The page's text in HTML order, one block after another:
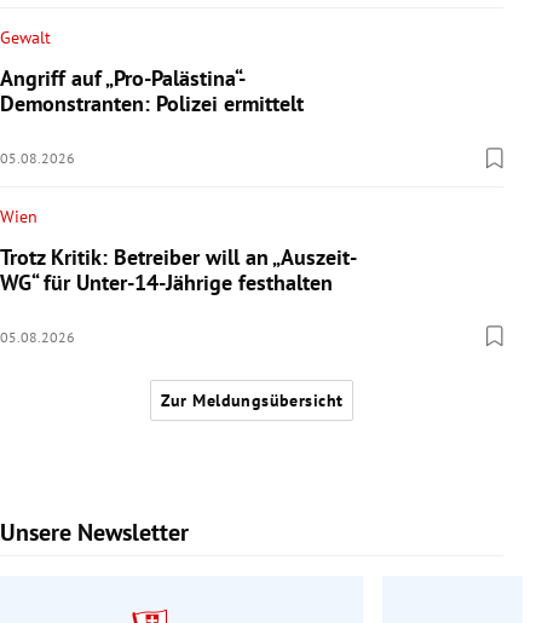
Gewalt
Angriff auf „Pro-Palästina“-
Demonstranten: Polizei ermittelt
05.08.2026
Wien
Trotz Kritik: Betreiber will an „Auszeit-
WG“ für Unter-14-Jährige festhalten
05.08.2026
Zur Meldungsübersicht
Unsere Newsletter
Slide 1 von 9